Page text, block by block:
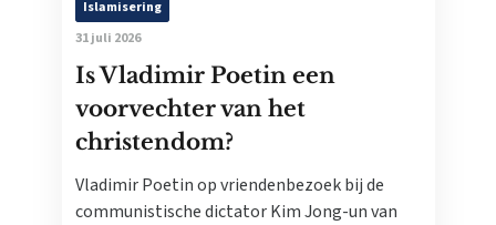
Islamisering
31 juli 2026
Is Vladimir Poetin een
voorvechter van het
christendom?
Vladimir Poetin op vriendenbezoek bij de
communistische dictator Kim Jong-un van